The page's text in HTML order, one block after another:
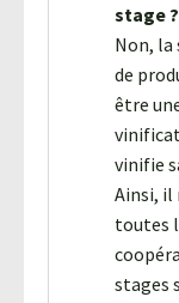
stage ?
Non,
de
être
vinifie
Ainsi, il
toutes
stages